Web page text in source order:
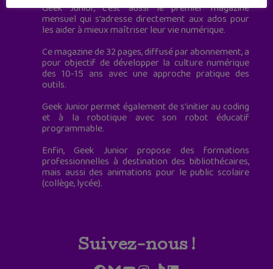
Geek Junior, c’est aussi le premier magazine
mensuel qui s’adresse directement aux ados pour
les aider à mieux maîtriser leur vie numérique.
Ce magazine de 32 pages, diffusé par abonnement, a
pour objectif de développer la culture numérique
des 10-15 ans avec une approche pratique des
outils.
Geek Junior permet également de s'initier au coding
et à la robotique avec son robot éducatif
programmable.
Enfin, Geek Junior propose des formations
professionnelles à destination des bibliothécaires,
mais aussi des animations pour le public scolaire
(collège, lycée).
Suivez-nous !